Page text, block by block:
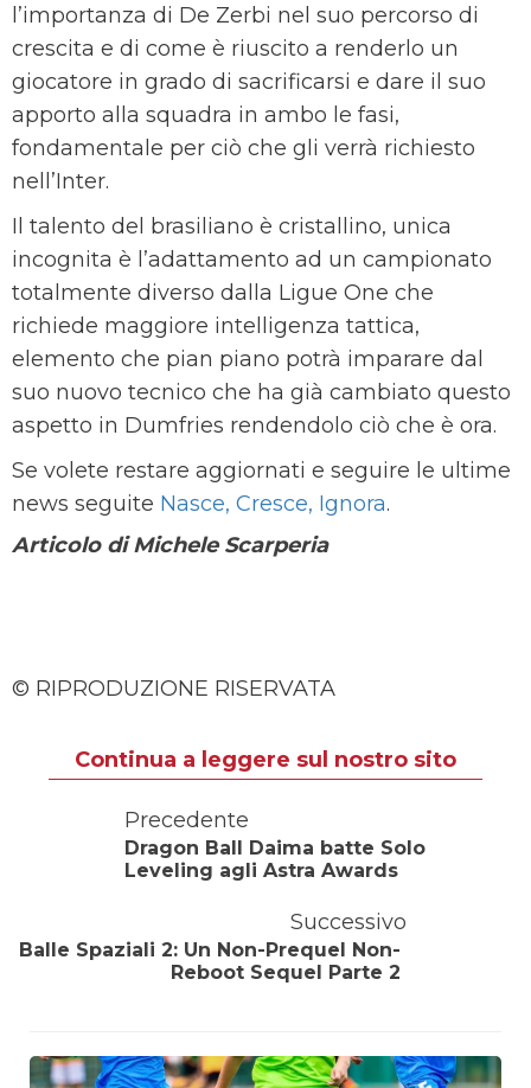
l’importanza di De Zerbi nel suo percorso di
crescita e di come è riuscito a renderlo un
giocatore in grado di sacrificarsi e dare il suo
apporto alla squadra in ambo le fasi,
fondamentale per ciò che gli verrà richiesto
nell’Inter.
Il talento del brasiliano è cristallino, unica
incognita è l’adattamento ad un campionato
totalmente diverso dalla Ligue One che
richiede maggiore intelligenza tattica,
elemento che pian piano potrà imparare dal
suo nuovo tecnico che ha già cambiato questo
aspetto in Dumfries rendendolo ciò che è ora.
Se volete restare aggiornati e seguire le ultime
news seguite Nasce, Cresce, Ignora.
Articolo di Michele Scarperia
© RIPRODUZIONE RISERVATA
Continua a leggere sul nostro sito
Precedente
Dragon Ball Daima batte Solo
Leveling agli Astra Awards
Successivo
Balle Spaziali 2: Un Non-Prequel Non-
Reboot Sequel Parte 2